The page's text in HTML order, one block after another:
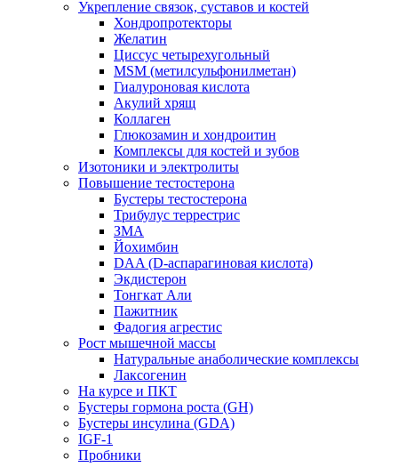
Укрепление связок, суставов и костей
Хондропротекторы
Желатин
Циссус четырехугольный
MSM (метилсульфонилметан)
Гиалуроновая кислота
Акулий хрящ
Коллаген
Глюкозамин и хондроитин
Комплексы для костей и зубов
Изотоники и электролиты
Повышение тестостерона
Бустеры тестостерона
Трибулус террестрис
ЗМА
Йохимбин
DAA (D-аспарагиновая кислота)
Экдистерон
Тонгкат Али
Пажитник
Фадогия агрестис
Рост мышечной массы
Натуральные анаболические комплексы
Лаксогенин
На курсе и ПКТ
Бустеры гормона роста (GH)
Бустеры инсулина (GDA)
IGF-1
Пробники